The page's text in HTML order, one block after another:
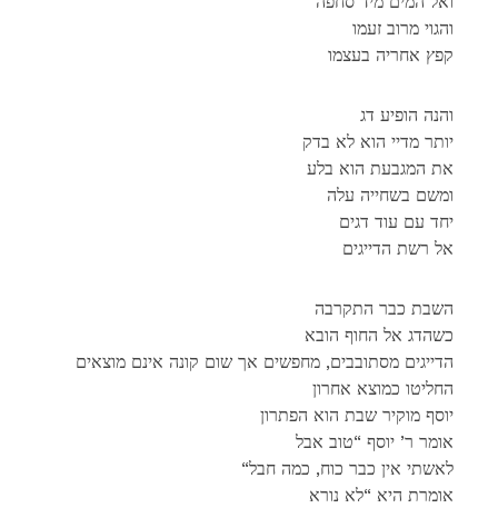
והגוי מרוב זעמו
קפץ אחריה בעצמו
והנה הופיע דג
יותר מדיי הוא לא בדק
את המגבעת הוא בלע
ומשם בשחייה עלה
יחד עם עוד דגים
אל רשת הדייגים
השבת כבר התקרבה
כשהדג אל החוף הובא
הדייגים מסתובבים, מחפשים אך שום קונה אינם מוצאים
החליטו כמוצא אחרון
יוסף מוקיר שבת הוא הפתרון
אומר ר’ יוסף “טוב אבל
“לאשתי אין כבר כוח, כמה חבל
אומרת היא “לא נורא